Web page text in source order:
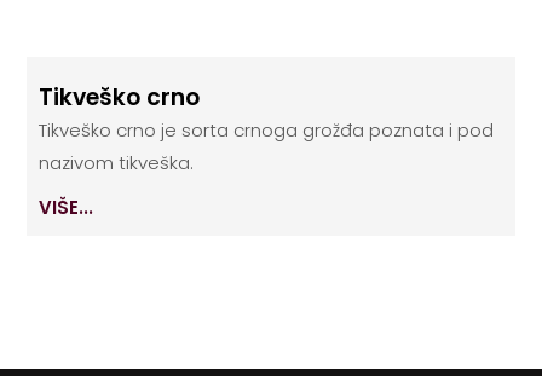
Tikveško crno
Tikveško crno je sorta crnoga grožđa poznata i pod
nazivom tikveška.
VIŠE...